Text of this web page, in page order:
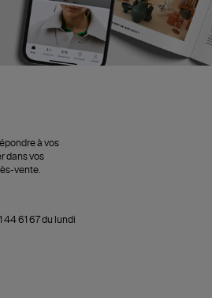
à vos
dans vos
vente.
44 61 67 du lundi